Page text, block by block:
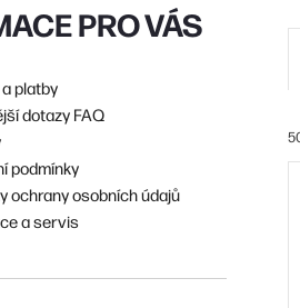
PRO VÁS
platby
dotazy FAQ
podmínky
ochrany osobních údajů
a servis
a